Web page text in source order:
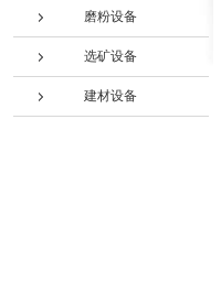
磨粉设备
选矿设备
建材设备